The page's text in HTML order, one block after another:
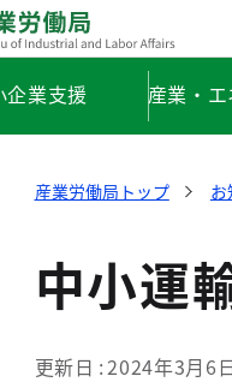
企業支援 産業・
産業労働局トップ お
中小運
更新日 2024年3月6